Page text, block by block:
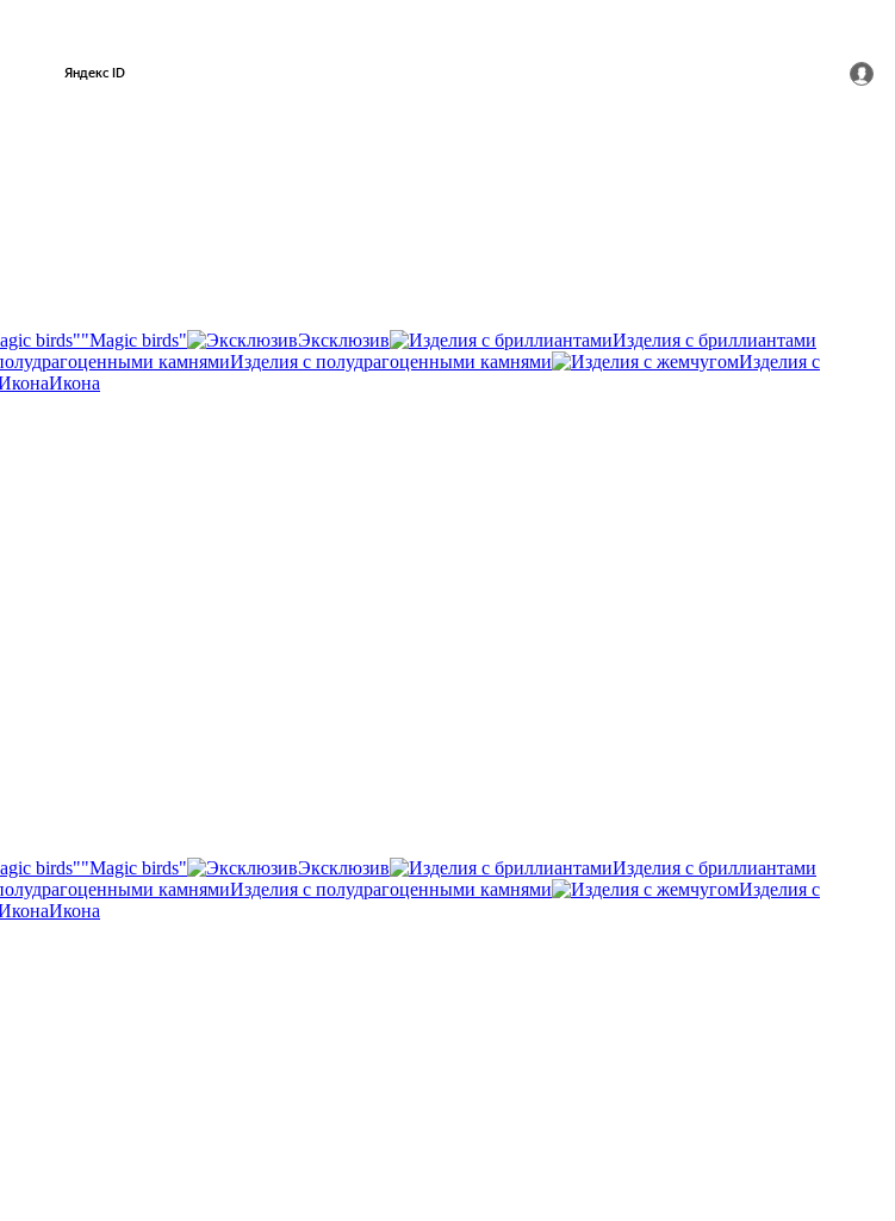
"Magic birds" Эксклюзив
Изделия с бриллиантами
Изделия с полудрагоценными камнями
Изделия с
Икона
"Magic birds" Эксклюзив
Изделия с бриллиантами
Изделия с полудрагоценными камнями
Изделия с
Икона